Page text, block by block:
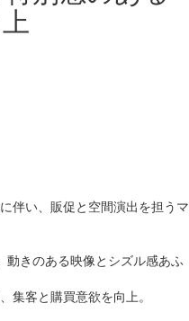
伴い、販促と空間演出を担うマ
きのある映像とシズル感あふ
集客と購買意欲を向上。